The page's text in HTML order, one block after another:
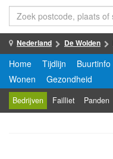
Nederland De Wolden
Home Tijdlijn Buurtinfo
Wonen
Gezondheid
Bedrijven Failliet Panden